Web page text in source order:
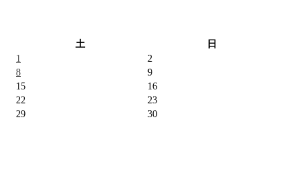
土
日
1
2
8
9
15
16
22
23
29
30